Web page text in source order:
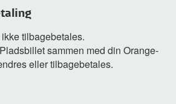
tilbagebetales.
sammen med din Orange-
eller tilbagebetales.